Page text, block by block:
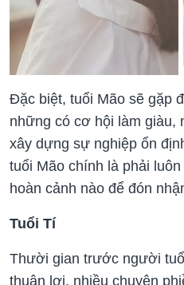
Đặc biệt, tuổi Mão sẽ gặp
những có cơ hội làm giàu,
xây dựng sự nghiệp ổn
tuổi Mão chính là phải
hoàn cảnh nào để đón
Tuổi Tí
Thười gian trước người
thuận lợi, nhiều chuyện